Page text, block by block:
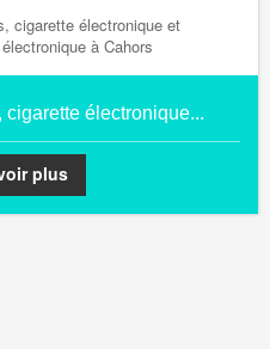
électronique...
plus